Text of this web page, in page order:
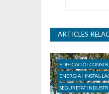
ARTICLES
EDIFICACIÓ I
ENERGIA I
SEGURETAT